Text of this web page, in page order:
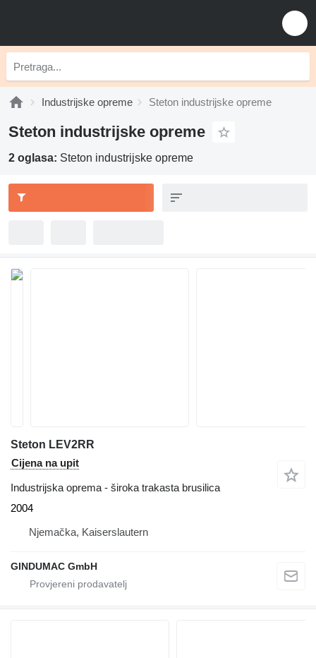
Industrijske opreme Steton industrijske opreme
Steton industrijske opreme
2 oglasa: Steton industrijske opreme
Steton LEV2RR
Cijena na upit
Industrijska oprema - široka trakasta brusilica
2004
Njemačka, Kaiserslautern
GINDUMAC GmbH